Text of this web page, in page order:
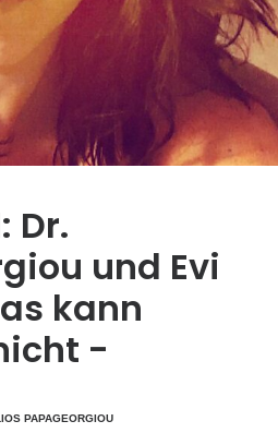
Dr.
und Evi
kann
-
PAPAGEORGIOU